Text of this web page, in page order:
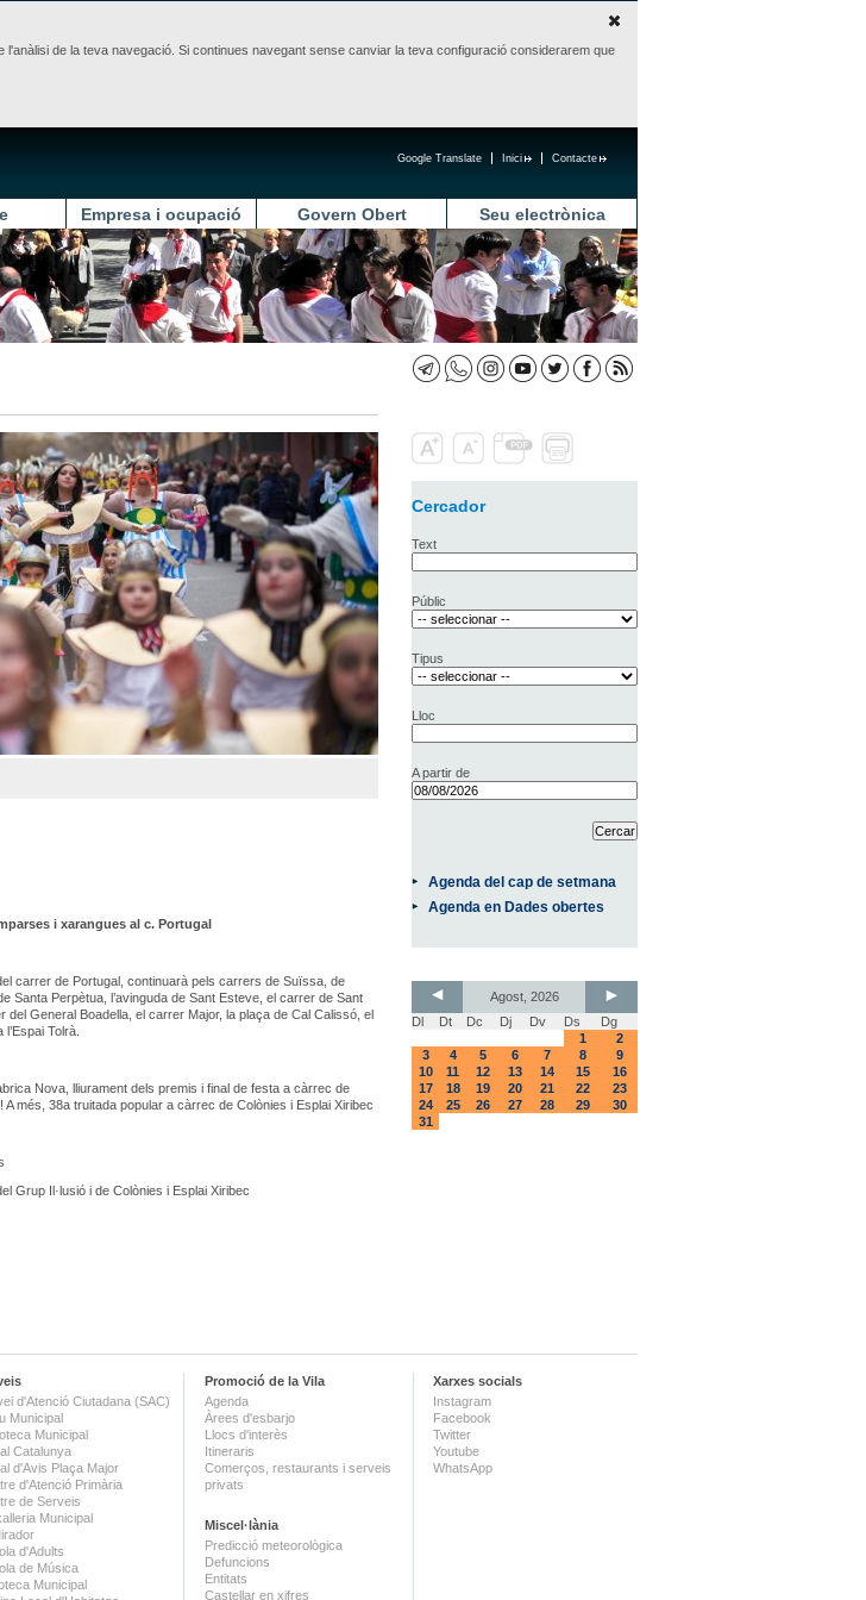
de la teva navegació. Si continues navegant sense canviar la teva configuració considerarem que
Contacte
Inici
Google Translate
Empresa i ocupació Govern Obert Seu electrònica
i xarangues al c. Portugal
carrer de Portugal, continuarà pels carrers de Suïssa, de
Santa Perpètua, l’avinguda de Sant Esteve, el carrer de Sant
del General Boadella, el carrer Major, la plaça de Cal Calissó, el
Tolrà.
Nova, lliurament dels premis i final de festa a càrrec de
més, 38a truitada popular a càrrec de Colònies i Esplai Xiribec
Grup Il·lusió i de Colònies i Esplai Xiribec
Cercador
Text
Públic
Tipus
Lloc
A partir de
Agenda del cap de setmana
Agenda en Dades obertes
Agost, 2026
Dl
Dt Dc Dj Dv Ds
Dg
1
2
3
4 5 6 7 8
9
10
11 12 13 14 15
16
17
18 19 20 21 22
23
24
25 26 27 28 29
30
31
d'Atenció Ciutadana (SAC)
Municipal
Municipal
Catalunya
d'Avis Plaça Major
d'Atenció Primària
de Serveis
Municipal
d'Adults
de Música
Municipal
Promoció de la Vila
Agenda
Àrees d'esbarjo
Llocs d'interès
Itineraris
Comerços, restaurants i serveis
privats
Miscel·lània
Predicció meteorològica
Defuncions
Entitats
Castellar en xifres
Xarxes socials
Instagram
Facebook
Twitter
Youtube
WhatsApp